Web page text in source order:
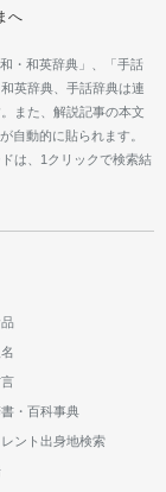
へ
・和英辞典」、「手話
英辞典、手話辞典は連
また、解説記事の本文
自動的に貼られます。
は、1クリックで検索結
名
・百科事典
レント出身地検索